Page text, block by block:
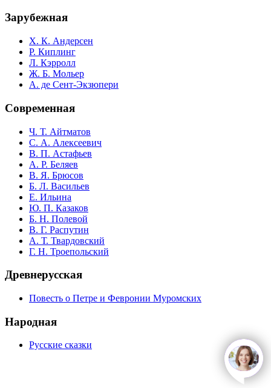
Зарубежная
Х. К. Андерсен
Р. Киплинг
Л. Кэрролл
Ж. Б. Мольер
А. де Сент-Экзюпери
Современная
Ч. Т. Айтматов
С. А. Алексеевич
В. П. Астафьев
А. Р. Беляев
В. Я. Брюсов
Б. Л. Васильев
Е. Ильина
Ю. П. Казаков
Б. Н. Полевой
В. Г. Распутин
А. Т. Твардовский
Г. Н. Троепольский
Древнерусская
Повесть о Петре и Февронии Муромских
Народная
Русские сказки
open